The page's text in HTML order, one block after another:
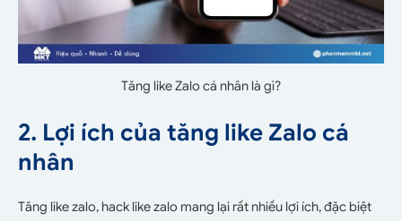
Tăng like Zalo cá nhân là gì?
2. Lợi ích của tăng like Zalo cá
nhân
Tăng like zalo, hack like zalo mang lại rất nhiều lợi ích, đặc biệt